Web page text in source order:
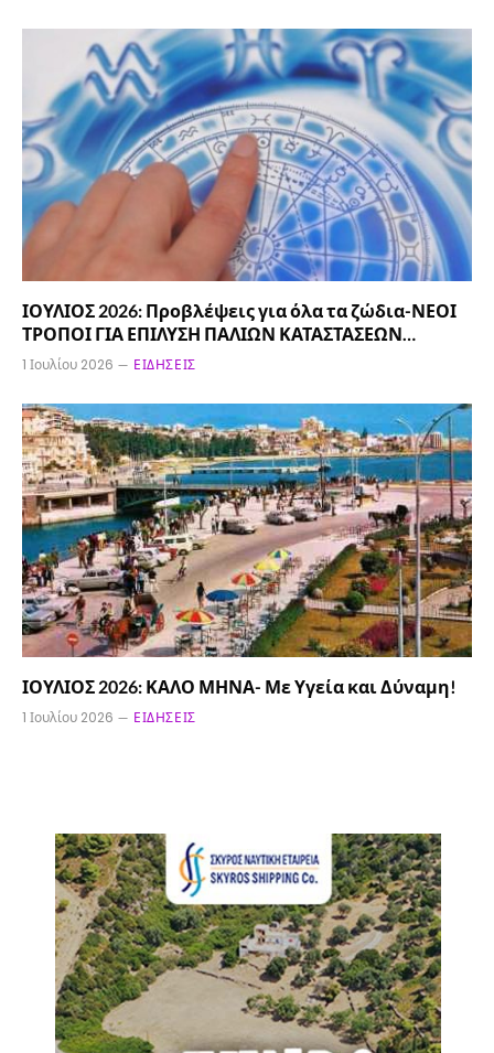
ΙΟΥΛΙΟΣ 2026: Προβλέψεις για όλα τα ζώδια-ΝΕΟΙ
ΤΡΟΠΟΙ ΓΙΑ ΕΠΙΛΥΣΗ ΠΑΛΙΩΝ ΚΑΤΑΣΤΑΣΕΩΝ…
1 Ιουλίου 2026 ΕΙΔΉΣΕΙΣ
ΙΟΥΛΙΟΣ 2026: ΚΑΛΟ ΜΗΝΑ- Με Υγεία και Δύναμη!
1 Ιουλίου 2026 ΕΙΔΉΣΕΙΣ